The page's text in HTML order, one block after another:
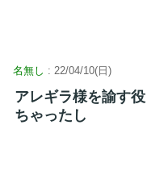
名無し : 22/04/10(日)
アレギラ様を諭す
ちゃったし